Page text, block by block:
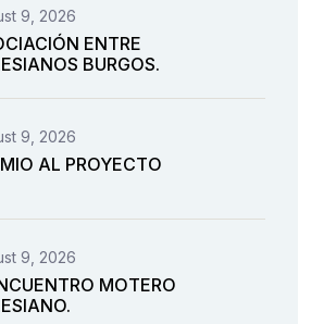
9, 2026
ENTRE
BURGOS.
9, 2026
AL PROYECTO
9, 2026
MOTERO